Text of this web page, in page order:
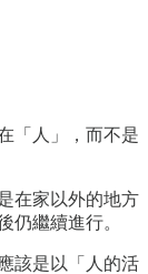
「人」，而不是
在家以外的地方
仍繼續進行。
該是以「人的活